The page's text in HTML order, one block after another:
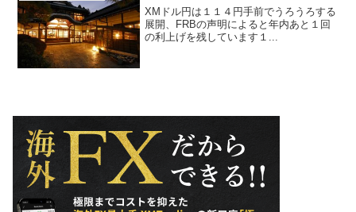
XMドル円は１１４円手前でうろうろする
展開、FRBの声明によると年内あと１回
の利上げを残しています１...